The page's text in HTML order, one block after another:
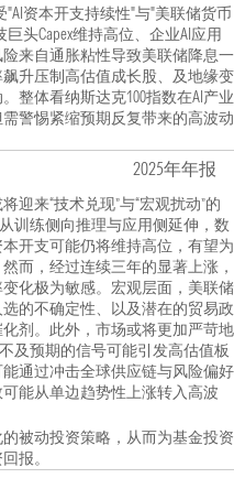
资本开支持续性"与"美联储货币
头Capex维持高位、企业AI应用
来自通胀粘性导致美联储降息一
升压制高估值成长股、及地缘变
整体看纳斯达克100指数在AI产业
警惕紧缩预期反复带来的高波动
2025年年报
迎来“技术兑现”与“宏观扰动”的
训练侧向推理与应用侧延伸，数
开支可能仍将维持高位，有望为
而，经过连续三年的显著上涨，
化极为敏感。宏观层面，美联储
的不确定性、以及潜在的贸易政
剂。此外，市场或将更加严苛地
及预期的信号可能引发高估值板
通过冲击全球供应链与风险偏好
可能从单边趋势性上涨转入高波
被动投资策略，从而为基金投资
报。